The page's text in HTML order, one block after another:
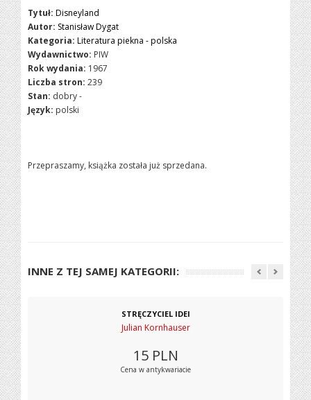
Tytuł: Disneyland
Autor: Stanisław Dygat
Kategoria: Literatura piekna - polska
Wydawnictwo: PIW
Rok wydania: 1967
Liczba stron: 239
Stan: dobry -
Język: polski
Przepraszamy, książka została już sprzedana.
INNE Z TEJ SAMEJ KATEGORII:
STRĘCZYCIEL IDEI
Julian Kornhauser
15 PLN
Cena w antykwariacie